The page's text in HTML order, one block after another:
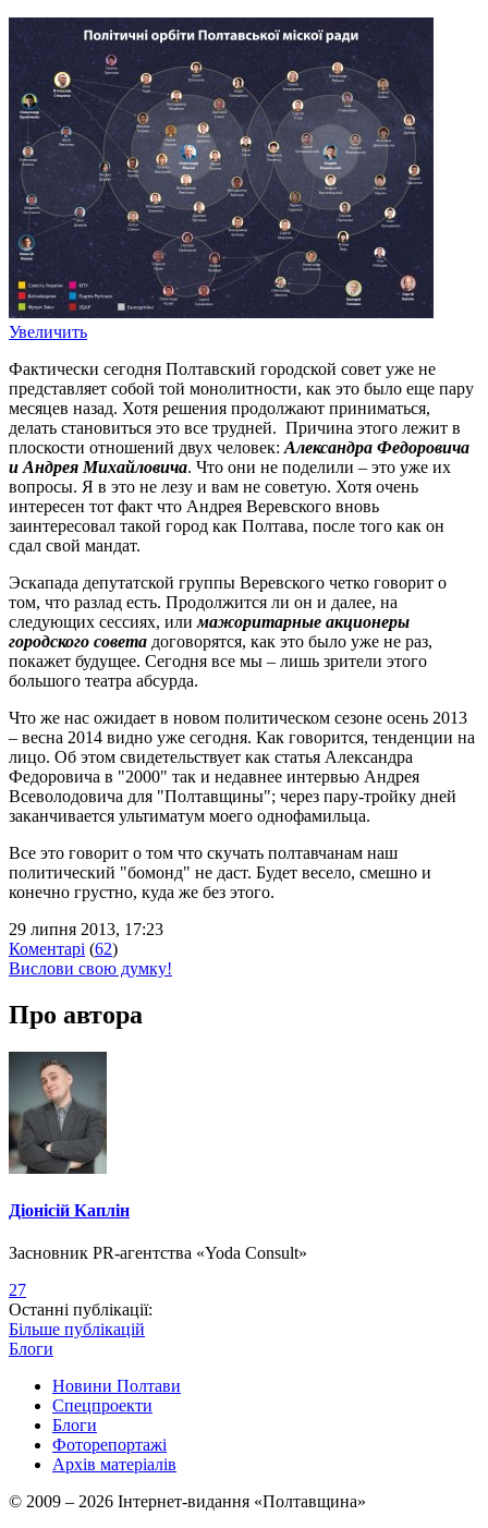
Увеличить
Фактически сегодня Полтавский городской совет уже не
представляет собой той монолитности, как это было еще пару
месяцев назад. Хотя решения продолжают приниматься,
делать становиться это все трудней. Причина этого лежит в
плоскости отношений двух человек: Александра Федоровича
и Андрея Михайловича. Что они не поделили – это уже их
вопросы. Я в это не лезу и вам не советую. Хотя очень
интересен тот факт что Андрея Веревского вновь
заинтересовал такой город как Полтава, после того как он
сдал свой мандат.
Эскапада депутатской группы Веревского четко говорит о
том, что разлад есть. Продолжится ли он и далее, на
следующих сессиях, илимажоритарные акционеры
городского совета договорятся, как это было уже не раз,
покажет будущее. Сегодня все мы – лишь зрители этого
большого театра абсурда.
Что же нас ожидает в новом политическом сезоне осень 2013
– весна 2014 видно уже сегодня. Как говорится, тенденции на
лицо. Об этом свидетельствует как статья Александра
Федоровича в "2000" так и недавнее интервью Андрея
Всеволодовича для "Полтавщины"; через пару-тройку дней
заканчивается ультиматум моего однофамильца.
Все это говорит о том что скучать полтавчанам наш
политический "бомонд" не даст. Будет весело, смешно и
конечно грустно, куда же без этого.
29 липня 2013, 17:23
Коментарі (62)
Вислови свою думку!
Про автора
Діонісій Каплін
Засновник PR-агентства «Yoda Consult»
27
Останні публікації:
Більше публікацій
Блоги
Новини Полтави
Спецпроекти
Блоги
Фоторепортажі
Архів матеріалів
© 2009 – 2026 Інтернет-видання «Полтавщина»